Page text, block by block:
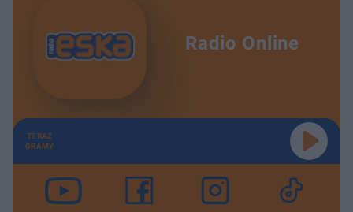
Radio Online
TERAZ
GRAMY